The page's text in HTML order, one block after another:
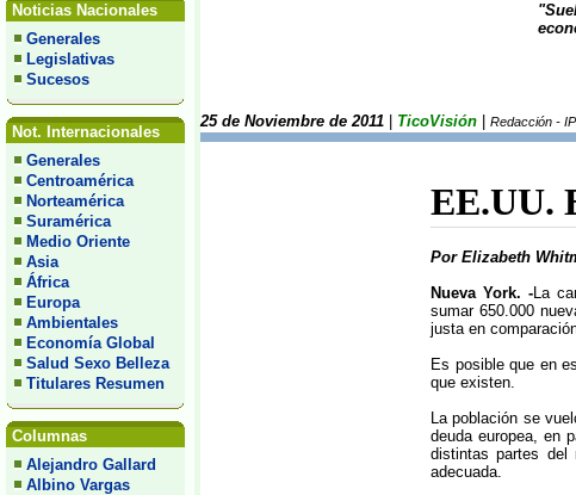
Noticias Nacionales
Generales
Legislativas
Sucesos
Not. Internacionales
Generales
Centroamérica
Norteamérica
Suramérica
Medio Oriente
Asia
África
Europa
Ambientales
Economía Global
Salud Sexo Belleza
Titulares Resumen
Columnas
Alejandro Gallard
Albino Vargas
25 de Noviembre de 2011 TicoVisión Redacción -
EE.UU.
Por Elizabeth
Nueva York. -La
sumar 650.000
justa en
Es posible que en
que existen.
La población se
deuda europea, en
distintas partes del
adecuada.